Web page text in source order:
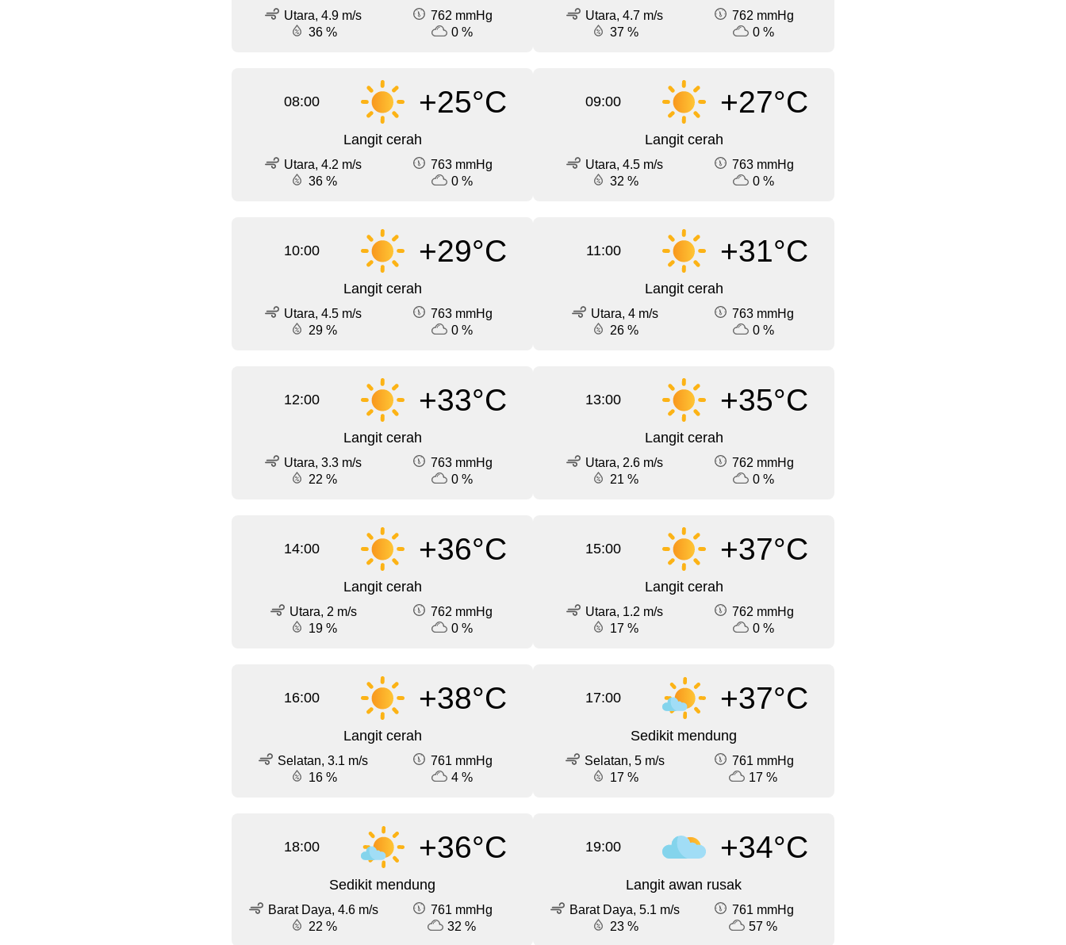
Utara, 4.9 m/s
762 mmHg
36 %
0 %
Utara, 4.7 m/s
762 mmHg
37 %
0 %
08:00 +25°C
Langit cerah
Utara, 4.2 m/s
763 mmHg
36 %
0 %
09:00 +27°C
Langit cerah
Utara, 4.5 m/s
763 mmHg
32 %
0 %
10:00 +29°C
Langit cerah
Utara, 4.5 m/s
763 mmHg
29 %
0 %
11:00 +31°C
Langit cerah
Utara, 4 m/s
763 mmHg
26 %
0 %
12:00 +33°C
Langit cerah
Utara, 3.3 m/s
763 mmHg
22 %
0 %
13:00 +35°C
Langit cerah
Utara, 2.6 m/s
762 mmHg
21 %
0 %
14:00 +36°C
Langit cerah
Utara, 2 m/s
762 mmHg
19 %
0 %
15:00 +37°C
Langit cerah
Utara, 1.2 m/s
762 mmHg
17 %
0 %
16:00 +38°C
Langit cerah
Selatan, 3.1 m/s
761 mmHg
16 %
4 %
17:00 +37°C
Sedikit mendung
Selatan, 5 m/s
761 mmHg
17 %
17 %
18:00 +36°C
Sedikit mendung
Barat Daya, 4.6 m/s
761 mmHg
22 %
32 %
19:00 +34°C
Langit awan rusak
Barat Daya, 5.1 m/s
761 mmHg
23 %
57 %